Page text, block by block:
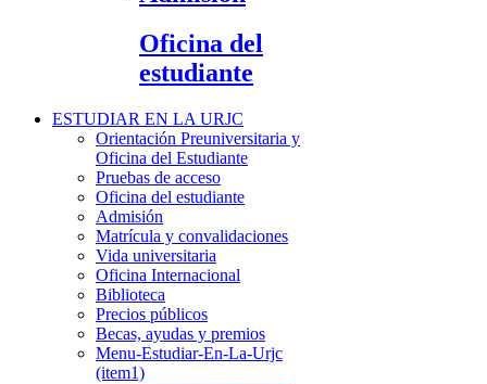
Oficina del
estudiante
ESTUDIAR EN LA URJC
Orientación Preuniversitaria y
Oficina del Estudiante
Pruebas de acceso
Oficina del estudiante
Admisión
Matrícula y convalidaciones
Vida universitaria
Oficina Internacional
Biblioteca
Precios públicos
Becas, ayudas y premios
Menu-Estudiar-En-La-Urjc
(item1)